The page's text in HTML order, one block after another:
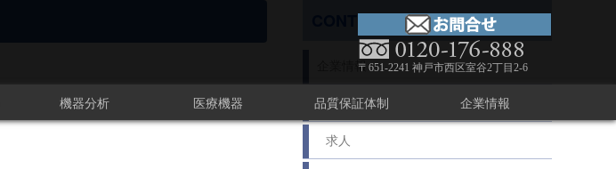
〒651-2241 神戸市西区室谷2丁目2-6
機器分析 医療機器 品質保証体制 企業情報
CONTENTS
企業情報
足あと
求人